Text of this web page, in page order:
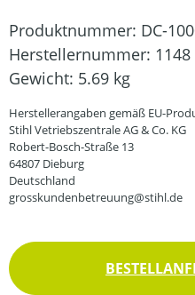
Produktnummer: DC-
Herstellernummer:
Gewicht: 5.69 kg
Herstellerangaben gemäß EU-
Stihl Vetriebszentrale AG & Co. KG
Robert-Bosch-Straße 13
64807 Dieburg
Deutschland
grosskundenbetreuung@stihl.de